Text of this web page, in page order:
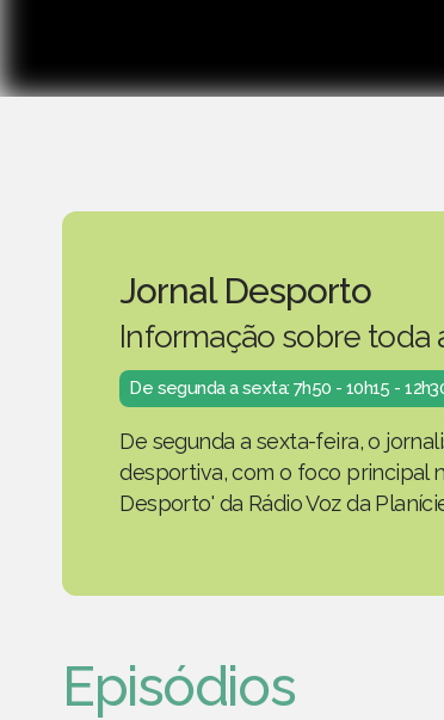
Jornal Desporto
Informação sobre toda
De segunda a sexta: 7h50 - 10h15 -
De segunda a sexta-feira, o
desportiva, com o foco principal
Desporto' da Rádio Voz da
Episódios